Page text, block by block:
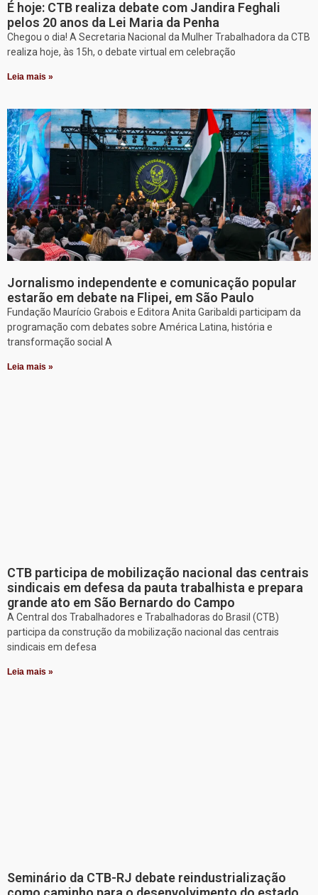
É hoje: CTB realiza debate com Jandira Feghali
pelos 20 anos da Lei Maria da Penha
Chegou o dia! A Secretaria Nacional da Mulher Trabalhadora da CTB
realiza hoje, às 15h, o debate virtual em celebração
Leia mais »
Jornalismo independente e comunicação popular
estarão em debate na Flipei, em São Paulo
Fundação Maurício Grabois e Editora Anita Garibaldi participam da
programação com debates sobre América Latina, história e
transformação social A
Leia mais »
CTB participa de mobilização nacional das centrais
sindicais em defesa da pauta trabalhista e prepara
grande ato em São Bernardo do Campo
A Central dos Trabalhadores e Trabalhadoras do Brasil (CTB)
participa da construção da mobilização nacional das centrais
sindicais em defesa
Leia mais »
Seminário da CTB-RJ debate reindustrialização